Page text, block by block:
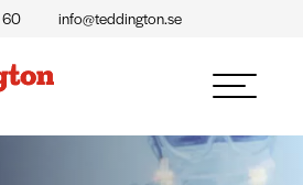
info@teddington.se